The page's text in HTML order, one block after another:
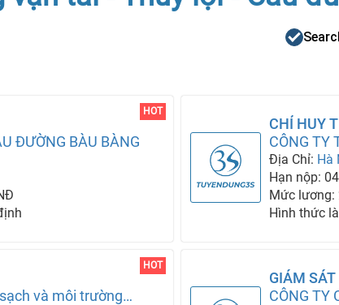
ĐƯỜNG BÀU BÀNG
HOT
CHỈ HUY
CÔNG TY
Địa Chỉ: Hà
Hạn nộp:
Mức lương:
Hình thức
và môi trường
HOT
GIÁM SÁT
CÔNG TY